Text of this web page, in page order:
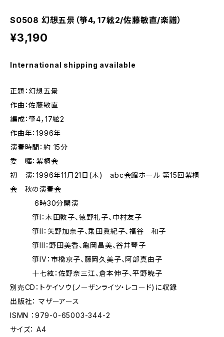
S0508 幻想五景（箏4，17絃2/佐藤敏直/楽譜）
¥3,190
International shipping available
正題：幻想五景
作曲：佐藤敏直
編成：箏4，17絃2
作曲年：1996年
演奏時間：約 15分
委 嘱：紫桐会
初 演：1996年11月21日(木) abc会館ホール 第15回紫桐
会 秋の演奏会
6時30分開演
箏I：木田敦子、徳野礼子、中村友子
箏II：矢野加奈子、乗田眞紀子、福谷 和子
箏III：野田美香、亀岡昌美、谷井琴子
箏IV：市橋京子、藤岡久美子、阿部真由子
十七絃：佐野奈三江、倉本伸子、平野暁子
別売CD：トケイソウ(ノーザンライツ・レコード)に収録
出版社： マザーアース
ISMN ：979-0-65003-344-2
サイズ： A4